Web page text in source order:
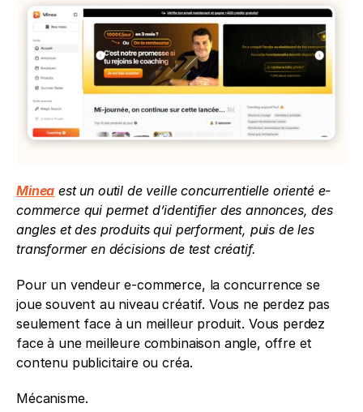
Minea est un outil de veille concurrentielle orienté e-
commerce qui permet d’identifier des annonces, des
angles et des produits qui performent, puis de les
transformer en décisions de test créatif.
Pour un vendeur e-commerce, la concurrence se
joue souvent au niveau créatif. Vous ne perdez pas
seulement face à un meilleur produit. Vous perdez
face à une meilleure combinaison angle, offre et
contenu publicitaire ou créa.
Mécanisme.